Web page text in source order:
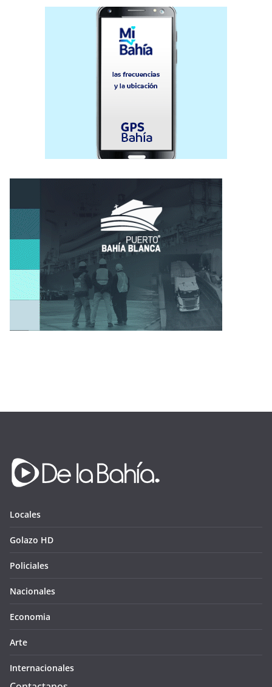
Locales
Golazo HD
Policiales
Nacionales
Economia
Arte
Internacionales